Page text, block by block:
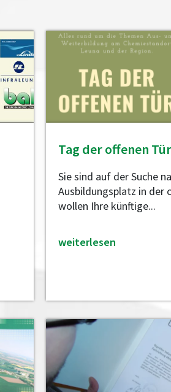
Tag der offenen
Sie sind auf der Suche
Ausbildungsplatz in der
wollen Ihre künftige...
weiterlesen